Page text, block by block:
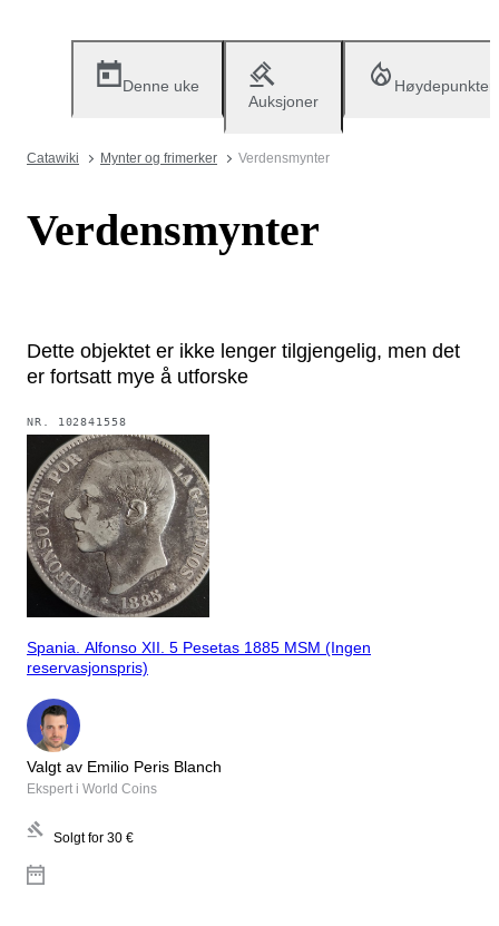
Denne uke
Auksjoner
Høydepunkter
Catawiki Mynter og frimerker Verdensmynter
Verdensmynter
Dette objektet er ikke lenger tilgjengelig, men det
er fortsatt mye å utforske
NR. 102841558
Spania. Alfonso XII. 5 Pesetas 1885 MSM (Ingen
reservasjonspris)
Valgt av Emilio Peris Blanch
Ekspert i World Coins
Solgt for 30 €